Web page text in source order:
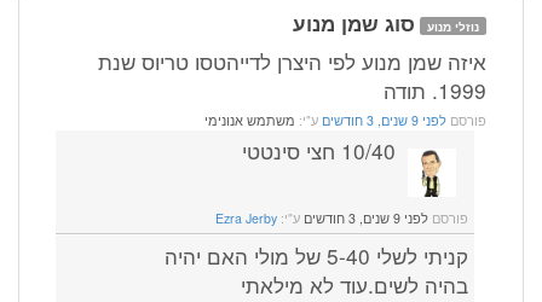
נוזלי מנוע סוג שמן מנוע
איזה שמן מנוע לפי היצרן לדייהטסו טריוס שנת
1999. תודה
פורסם לפני 9 שנים, 3 חודשים ע"י: משתמש אנונימי
10/40 חצי סינטטי
פורסם לפני 9 שנים, 3 חודשים ע"י: Ezra Jerby
קניתי לשלי 5-40 של מולי האם יהיה
בהיה לשים.עוד לא מילאתי